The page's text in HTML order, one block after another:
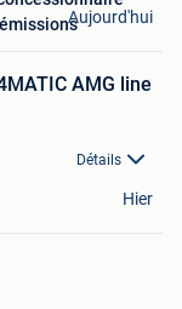
Aujourd'hui
AMG line
Détails
Hier